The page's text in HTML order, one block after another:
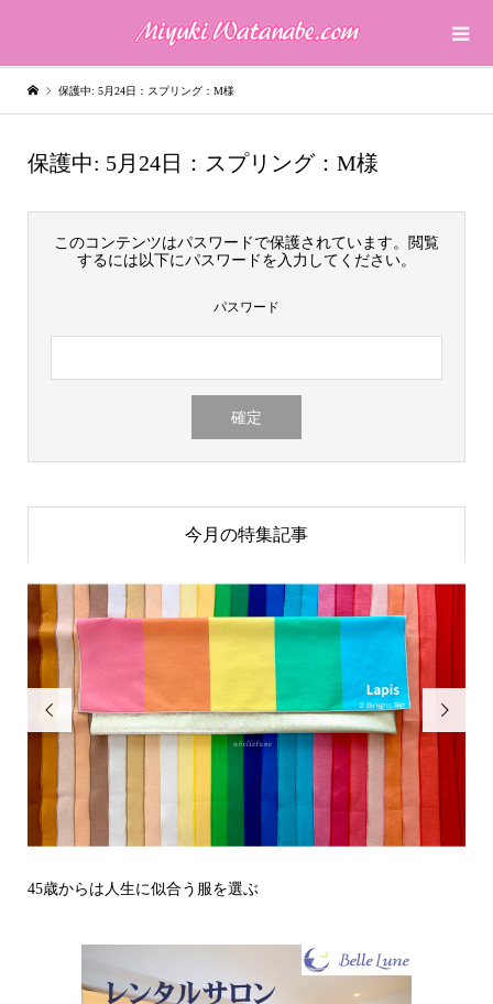
保護中: 5月24日：スプリング：M様
保護中: 5月24日：スプリング：M様
このコンテンツはパスワードで保護されています。閲覧
するには以下にパスワードを入力してください。
パスワード
今月の特集記事

その立場で信頼される見た目にするには？〜予告編〜
